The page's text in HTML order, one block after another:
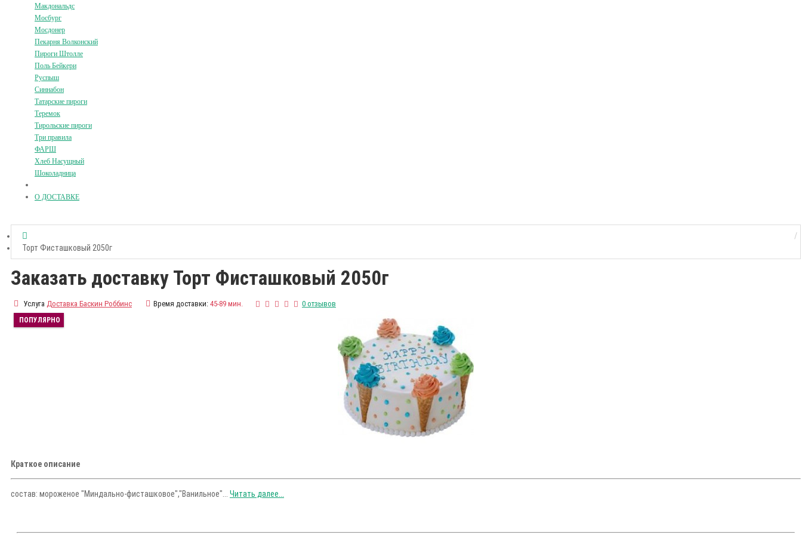
Макдональдс
Мосбург
Мосдонер
Пекарня Волконский
Пироги Штолле
Поль Бейкери
Руспыш
Синнабон
Татарские пироги
Теремок
Тирольские пироги
Три правила
ФАРШ
Хлеб Насущный
Шоколадница
О ДОСТАВКЕ
Торт Фисташковый 2050г
Заказать доставку Торт Фисташковый 2050г
Услуга Доставка Баскин Роббинс Время доставки: 45-89 мин. 0 отзывов
ПОПУЛЯРНО
Краткое описание
состав: мороженое "Миндально-фисташковое","Ванильное"... Читать далее...